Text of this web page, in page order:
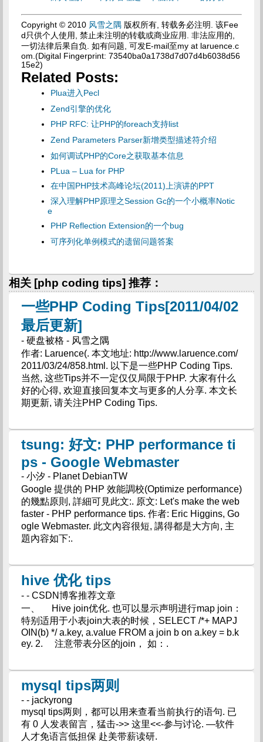
Copyright © 2010 风雪之隅版权所有, 转载务必注明. 该Fee
d只供个人使用, 禁止未注明的转载或商业应用. 非法应用的,
一切法律后果自负. 如有问题, 可发E-mail至my at laruence.c
om.(Digital Fingerprint: 73540ba0a1738d7d07d4b6038d56
15e2)
Related Posts:
Plua进入Pecl
Zend引擎的优化
PHP RFC: 让PHP的foreach支持list
Zend Parameters Parser新增类型描述符介绍
如何调试PHP的Core之获取基本信息
PLua – Lua for PHP
在中国PHP技术高峰论坛(2011)上演讲的PPT
深入理解PHP原理之Session Gc的一个小概率Notic
e
PHP Reflection Extension的一个bug
可序列化单例模式的遗留问题答案
相关 [php coding tips] 推荐：
一些PHP Coding Tips[2011/04/02
最后更新]
- 硬盘被格 - 风雪之隅
作者: Laruence(. 本文地址: http://www.laruence.com/
2011/03/24/858.html. 以下是一些PHP Coding Tips.
当然, 这些Tips并不一定仅仅局限于PHP. 大家有什么
好的心得, 欢迎直接回复本文与更多的人分享. 本文长
期更新, 请关注PHP Coding Tips.
tsung: 好文: PHP performance ti
ps - Google Webmaster
- 小汐 - Planet DebianTW
Google 提供的 PHP 效能調校(Optimize performance)
的幾點原則, 詳細可見此文:. 原文: Let's make the web
faster - PHP performance tips. 作者: Eric Higgins, Go
ogle Webmaster. 此文內容很短, 講得都是大方向, 主
題內容如下:.
hive 优化 tips
- - CSDN博客推荐文章
一、 Hive join优化. 也可以显示声明进行map join：
特别适用于小表join大表的时候，SELECT /*+ MAPJ
OIN(b) */ a.key, a.value FROM a join b on a.key = b.k
ey. 2. 注意带表分区的join， 如：.
mysql tips两则
- - jackyrong
mysql tips两则，都可以用来查看当前执行的语句. 已
有 0 人发表留言，猛击->> 这里<<-参与讨论. —软件
人才免语言低担保 赴美带薪读研.